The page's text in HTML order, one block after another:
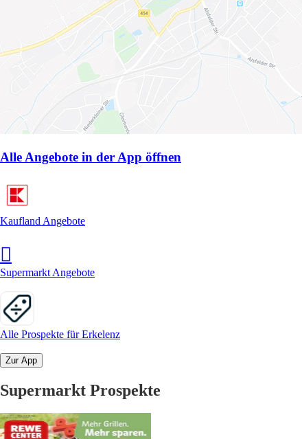
Alle Angebote in der App öffnen
Kaufland Angebote
Supermarkt Angebote
Alle Prospekte für Erkelenz
Zur App
Supermarkt Prospekte